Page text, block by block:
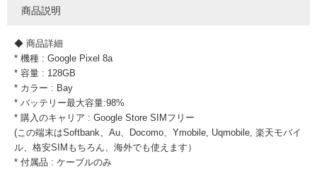
商品説明
◆ 商品詳細
* 機種 : Google Pixel 8a
* 容量 : 128GB
* カラー : Bay
* バッテリー最大容量:98%
* 購入のキャリア : Google Store SIMフリー
(この端末はSoftbank、Au、Docomo、Ymobile, Uqmobile, 楽天モバイ
ル、格安SIMもちろん、海外でも使えます）
* 付属品 : ケーブルのみ